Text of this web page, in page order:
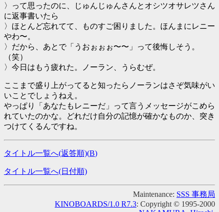
〉って思ったのに、じゅんじゅんさんとオシツオサレツさん
に返事書いたら
〉ほとんど忘れてて、ものすご困りました。ほんまにレニー
やわ〜。
〉だから、あとで「うおぉぉぉ〜〜」って後悔しそう。
（笑）
〉今日はもう疲れた。ノーラン、うらむぜ。
ここまで盛り上がってると知ったらノーランはさぞ気味がい
いことでしょうねえ。
やっぱり「あなたもレニーだ」って言うメッセージがこめら
れていたのかな。どれだけ自分の記憶が確かなものか、突き
つけてくるんですね。
タイトル一覧へ(返答順)(B)
タイトル一覧へ(日付順)
Maintenance: SSS 事務局
KINOBOARDS/1.0 R7.3: Copyright © 1995-2000